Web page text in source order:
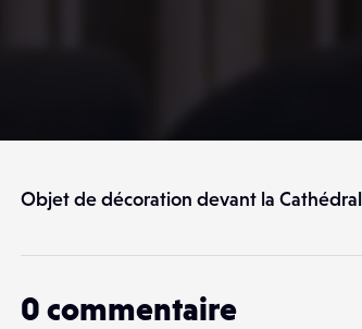
Objet de décoration devant la
0 commentaire